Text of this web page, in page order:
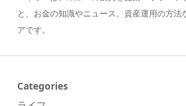
と、お金の知識やニュース、資産運用の方法
アです。
Categories